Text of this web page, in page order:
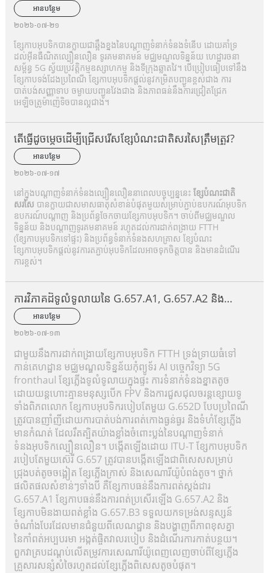
អានបន្ថែម
២០២៦-០៧-២១
ខ្សែកាបអុបទិកបានក្លាយជាឆ្អឹងខ្នងនៃបណ្តាញទំនាក់ទំនងទំនើប ដោយគាំទ្រ
ដល់អ៊ីនធឺណិតល្បឿនលឿន ទូរគមនាគមន៍ មជ្ឈមណ្ឌលទិន្នន័យ ហេដ្ឋារចនា
សម្ព័ន្ធ 5G ស្វ័យប្រវត្តិកម្មឧស្សាហកម្ម និងទីក្រុងឆ្លាតវៃ។ បើប្រៀបធៀបទៅនឹង
ខ្សែកាបទង់ដែងប្រពៃណី ខ្សែកាបអុបទិកផ្តល់នូវកម្រិតបញ្ជូនខ្ពស់ជាង ការ
បាត់បង់សញ្ញាទាប ចម្ងាយបញ្ជូនវែងជាង និងភាពធន់នឹងការជ្រៀតជ្រែក
អេឡិចត្រូម៉ាញ៉េទិចបានល្អជាង។
តើធ្វើដូចម្តេចដើម្បីជ្រើសរើសខ្សែបំណះជាតិសរសៃត្រឹមត្រូវ?
អានបន្ថែម
២០២៦-០៧-១៧
នៅក្នុងបណ្តាញទំនាក់ទំនងល្បឿនលឿននាពេលបច្ចុប្បន្ននេះ ខ្សែបំណះជាតិ
សរសៃបានក្លាយជាសមាសធាតុសំខាន់បំផុតមួយសម្រាប់ភ្ជាប់ឧបករណ៍អុបទិក
ឧបករណ៍បណ្តាញ និងប្រព័ន្ធចែកចាយខ្សែកាបអុបទិក។ ចាប់ពីមជ្ឈមណ្ឌល
ទិន្នន័យ និងបណ្តាញទូរគមនាគមន៍ រហូតដល់ការដាក់ពង្រាយ FTTH
(ខ្សែកាបអុបទិកទៅផ្ទះ) និងប្រព័ន្ធទំនាក់ទំនងសហគ្រាស ខ្សែបំណះ
ខ្សែកាបអុបទិកផ្តល់នូវការតភ្ជាប់អុបទិកដែលអាចទុកចិត្តបាន និងមានដំណើរ
ការខ្ពស់។
ការវិភាគដ៏ទូលំទូលាយនៃ G.657.A1, G.657.A2 និង
G.657.B3
អានបន្ថែម
២០២៦-០៧-១៣
ជាមួយនឹងការដាក់ពង្រាយខ្សែកាបអុបទិក FTTH ទ្រង់ទ្រាយធំទៅ
កាន់គេហដ្ឋាន មជ្ឈមណ្ឌលទិន្នន័យកុំព្យូទ័រ AI បច្ចេកវិទ្យា 5G
fronthaul ខ្សែភ្លើងទូលំទូលាយក្នុងផ្ទះ ការទំនាក់ទំនងខ្នាតតូច
ដោយយន្តហោះគ្មានមនុស្សបើក FPV និងការជួសជុលចរន្តខ្សោយទូ
ទាំងពិភពលោក ខ្សែកាបអុបទិករបៀបតែមួយ G.652D បែបប្រពៃណី
ត្រូវបានញាំញីដោយការបាត់បង់ការពត់កោងធ្ងន់ធ្ងរ និងទំហំខ្សែភ្លើង
មានកំណត់ ដែលរឹតត្បិតយ៉ាងខ្លាំងចំពោះប្លង់នៃបណ្តាញទំនាក់
ទំនងអុបទិកល្បឿនលឿន។ បង្កើតឡើងដោយ ITU-T ខ្សែកាបអុបទិក
របៀបតែមួយស៊េរី G.657 ត្រូវបានបង្កើតឡើងជាពិសេសសម្រាប់
ជ្រុងបត់តូចចង្អៀត ខ្សែភ្លើងក្រាស់ និងសេណារីយ៉ូបំពង់តូច។ ថ្នាក់
ផលិតផលសំខាន់ៗទាំងបី គឺខ្សែកាបធន់នឹងការពត់ស្តង់ដារ
G.657.A1 ខ្សែកាបធន់នឹងការពត់ប្រសើរឡើង G.657.A2 និង
ខ្សែកាបមិនងាយពត់ខ្លាំង G.657.B3 ទទួលយកទម្រង់សន្ទស្សន៍
ចំណាំងបែរដែលមានជំនួយពីលេណដ្ឋាន និងបង្ហាញពីភាពខុសគ្នា
នៃកាំពត់អប្បបរមា អង្កត់ផ្ចិតវាលរបៀប និងដំណើរការកាត់បន្ថយ។
ពួកវាគ្របដណ្តប់លើតម្រូវការសេណារីយ៉ូពេញលេញចាប់ពីខ្សែភ្លើង
គ្រួសារសន្សំសំចៃរហូតដល់ខ្សែភ្លើងពិសេសតូចបំផុត។